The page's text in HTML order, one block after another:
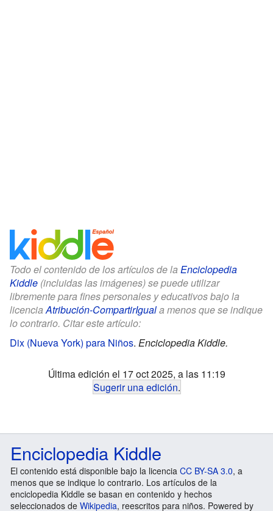
Todo el contenido de los artículos de la Enciclopedia
Kiddle (incluidas las imágenes) se puede utilizar
libremente para fines personales y educativos bajo la
licenciaAtribución-CompartirIguala menos que se indique
lo contrario. Citar este artículo:
Dix (Nueva York) para Niños. Enciclopedia Kiddle.
Última edición el 17 oct 2025, a las 11:19
Sugerir una edición.
Enciclopedia Kiddle
El contenido está disponible bajo la licencia CC BY-SA 3.0, a
menos que se indique lo contrario. Los artículos de la
enciclopedia Kiddle se basan en contenido y hechos
seleccionados de Wikipedia, reescritos para niños. Powered by